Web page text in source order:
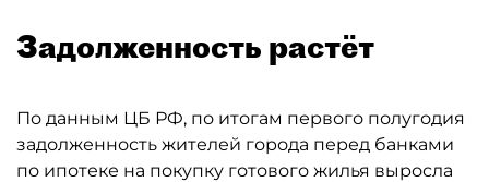
Задолженность растёт
По данным ЦБ РФ, по итогам первого полугодия
задолженность жителей города перед банками
по ипотеке на покупку готового жилья выросла